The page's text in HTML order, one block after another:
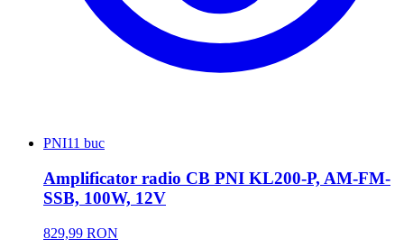
PNI11 buc
Amplificator radio CB PNI KL200-P, AM-FM-
SSB, 100W, 12V
829,99 RON